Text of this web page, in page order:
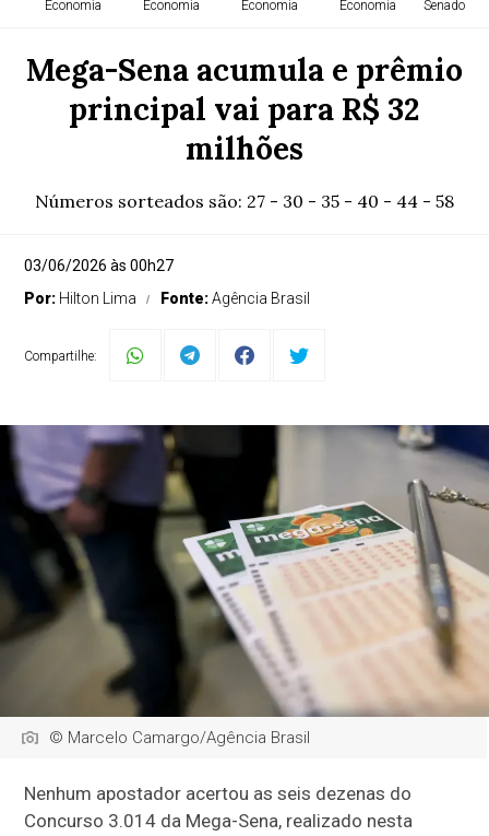
Economia Economia Economia Economia Senado
Mega-Sena acumula e prêmio
principal vai para R$ 32
milhões
Números sorteados são: 27 - 30 - 35 - 40 - 44 - 58
03/06/2026 às 00h27
Por: Hilton Lima Fonte:Agência Brasil
Compartilhe:
© Marcelo Camargo/Agência Brasil
Nenhum apostador acertou as seis dezenas do
Concurso 3.014 da Mega-Sena, realizado nesta